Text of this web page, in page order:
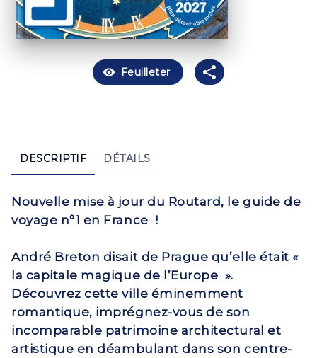
visibility Feuilleter
DESCRIPTIF DÉTAILS
Nouvelle mise à jour du Routard, le guide de
voyage n°1 en France !
André Breton disait de Prague qu’elle était «
la capitale magique de l’Europe ».
Découvrez cette ville éminemment
romantique, imprégnez-vous de son
incomparable patrimoine architectural et
artistique en déambulant dans son centre-